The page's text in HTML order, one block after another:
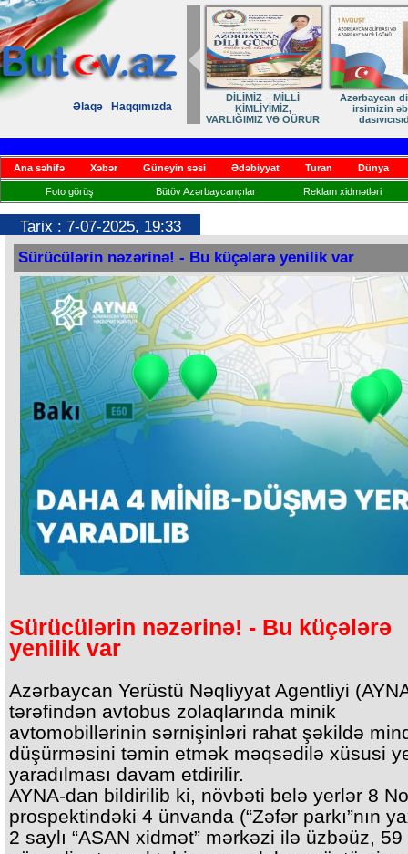
Əlaqə Haqqımızda
DİLİMİZ – MİLLİ
KİMLİYİMİZ,
VARLIĞIMIZ VƏ QÜRUR
Azərbaycan
irsimizin
Ana səhifə Xəbər Güneyin səsi Ədəbiyyat Turan Dünya
Foto görüş Bütöv Azərbaycançılar Reklam xidmətləri
Tarix : 7-07-2025, 19:33
Sürücülərin nəzərinə! - Bu küçələrə yenilik var
Sürücülərin nəzərinə! - Bu küçələrə
yenilik var
Azərbaycan Yerüstü Nəqliyyat Agentliyi
tərəfindən avtobus zolaqlarında minik
avtomobillərinin sərnişinləri rahat şəkildə
düşürməsini təmin etmək məqsədilə xüsusi
yaradılması davam etdirilir.
AYNA-dan bildirilib ki, növbəti belə yerlər 8
prospektindəki 4 ünvanda (“Zəfər parkı”nın
2 saylı “ASAN xidmət” mərkəzi ilə üzbəüz, 59